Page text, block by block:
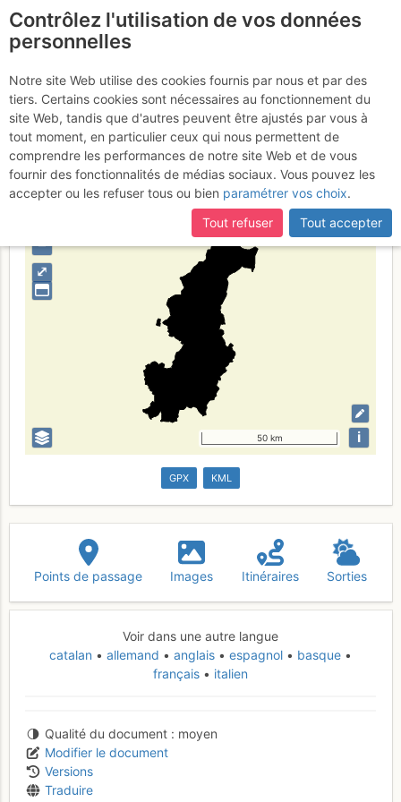
科莫省
Type de région limite administrative
⤢
–
50 km i
GPX KML
Points de passage Images Itinéraires Sorties
Voir dans une autre langue
catalan
allemand anglais espagnol
basque
français
italien
Qualité du document
moyen
Modifier le document
Versions
Traduire
Contrôlez l'utilisation de vos données
personnelles
Notre site Web utilise des cookies fournis par nous et par des
tiers. Certains cookies sont nécessaires au fonctionnement du
site Web, tandis que d'autres peuvent être ajustés par vous à
tout moment, en particulier ceux qui nous permettent de
comprendre les performances de notre site Web et de vous
fournir des fonctionnalités de médias sociaux. Vous pouvez les
accepter ou les refuser tous ou bien paramétrer vos choix.
Tout refuser
Tout accepter